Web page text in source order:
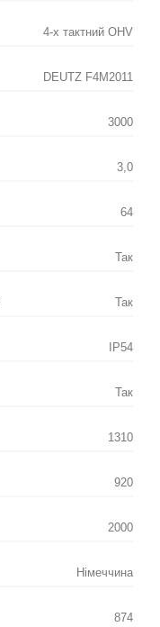
4-х тактний OHV
DEUTZ F4M2011
3000
3,0
64
Так
Так
IP54
Так
1310
920
2000
Німеччина
874